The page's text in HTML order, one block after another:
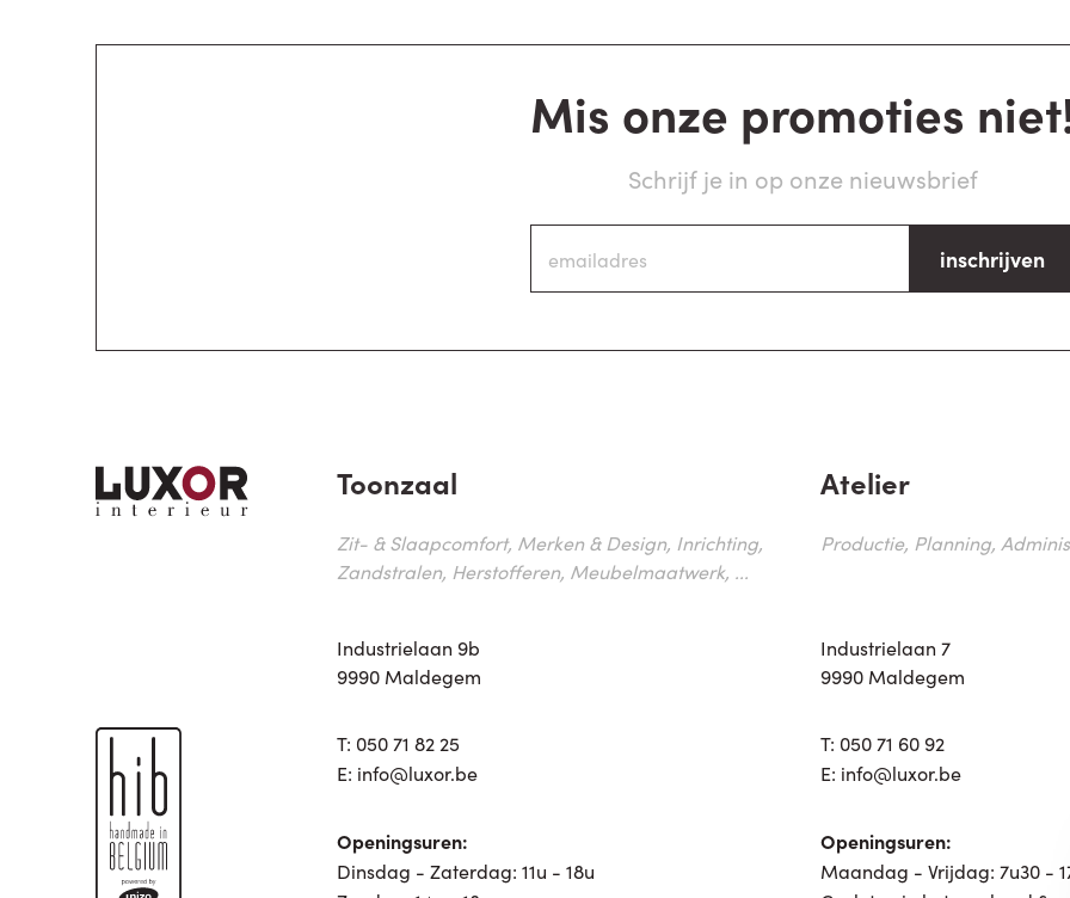
Mis onze promoties
Schrijf je in op onze nieuwsbrief
inschrijven
Toonzaal
Zit- & Slaapcomfort, Merken & Design, Inrichting,
Zandstralen, Herstofferen, Meubelmaatwerk, ...
Industrielaan 9b
9990 Maldegem
T: 050 71 82 25
E: info@luxor.be
Openingsuren:
Dinsdag - Zaterdag: 11u - 18u
Atelier
Productie, Planning,
Industrielaan 7
9990 Maldegem
T: 050 71 60 92
E: info@luxor.be
Openingsuren:
Maandag - Vrijdag: 7u30 -